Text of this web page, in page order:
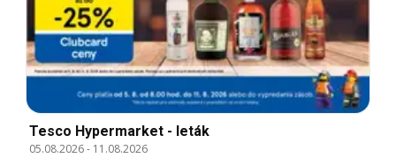
Tesco Hypermarket - leták
05.08.2026- 11.08.2026